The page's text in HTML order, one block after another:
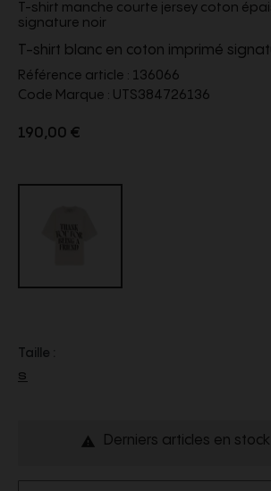
T-shirt manche courte jersey coton
signature noir
T-shirt blanc en coton imprimé
Référence article : 136066
Code Marque : UTS384726136
190,00 €
Taille :
S
 Derniers articles en stock